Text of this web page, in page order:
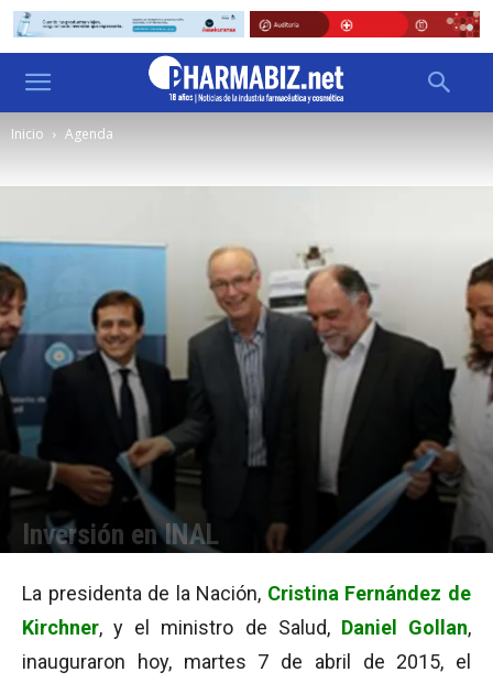
Inicio Agenda
Inversión en INAL
La presidenta de la Nación, Cristina Fernández de
Kirchner, y el ministro de Salud, Daniel Gollan,
inauguraron hoy, martes 7 de abril de 2015, el